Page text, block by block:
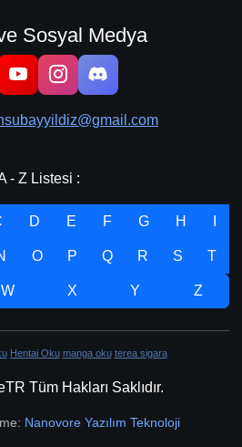
Sosyal Medya
- Z Listesi :
D E F G H
O P Q R S T
W X Y Z
Hentai Oku manga oku terea sigara
Tüm Hakları Saklıdır.
Nanovore Yazılım Teknoloji